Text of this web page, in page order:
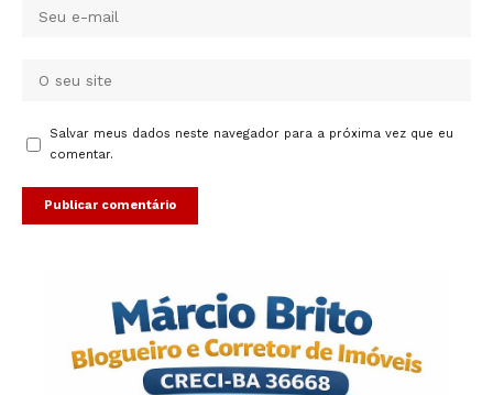
Salvar meus dados neste navegador para a próxima vez que eu
comentar.